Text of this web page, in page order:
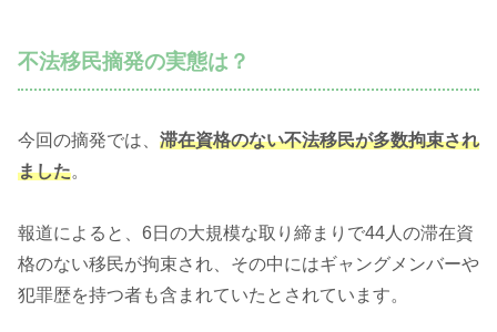
不法移民摘発の実態は？
今回の摘発では、 滞在資格のない不法移民が多数拘束され
ました。
報道によると、6日の大規模な取り締まりで44人の滞在資
格のない移民が拘束され、その中にはギャングメンバーや
犯罪歴を持つ者も含まれていたとされています。